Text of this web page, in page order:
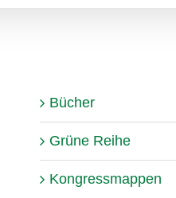
Bücher
Grüne Reihe
Kongressmappen